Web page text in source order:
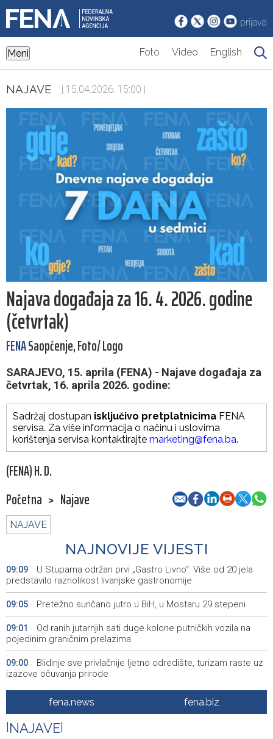
prijava
Meni Foto Video English
NAJAVE | 15.04.2026. 15:00 |
Najava događaja za 16. 4. 2026. godine
(četvrtak)
FENASaopćenje, Foto/ Logo
SARAJEVO, 15. aprila (FENA) - Najave događaja za
četvrtak, 16. aprila 2026. godine:
Sadržaj dostupan isključivo pretplatnicima FENA
servisa. Za više informacija o načinu i uslovima
korištenja servisa kontaktirajte marketing@fena.ba.
(FENA) H. D.
Početna > Najave
NAJAVE
NAJNOVIJE VIJESTI
09:09
U Stupama održan prvi „Gastro Livno“: Više od 20 jela
predstavilo raznolikost livanjske gastronomije
09:05 Pretežno sunčano jutro u BiH, u Mostaru 29 stepeni
09:01
Od ranih jutarnjih sati duge kolone putničkih vozila na
pojedinim graničnim prelazima
09:00
Blidinje sve privlačnije ljetno odredište, turizam raste uz
izazove očuvanja prirode
Najave događaja za 9. 8. 2026. godine (nedjelja)
08:30
Nova slikovnica Anite Lovrić djecu kroz ilustracije uvodi
u radosna otajstva krunice
fena.news fena.biz
NAJAVE